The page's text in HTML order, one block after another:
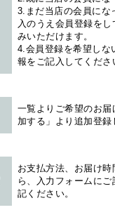
3.まだ当店の会員にな
入のうえ会員登録を
みいただけます。
4.会員登録を希望しな
報をご記入してくださ
一覧よりご希望のお
加する」より追加登
お支払方法、お届け
ら、入力フォームに
記ください。